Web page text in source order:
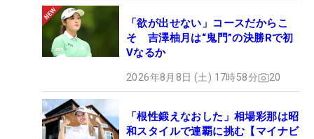
「欲が出せない」コースだからこ
そ 吉澤柚月は“鬼門”の決勝Rで初
Vなるか
2026年8月8日 (土) 17時58分 20
「根性鍛えなおした」相場彩那は昭
和スタイルで連覇に挑む【マイナビ